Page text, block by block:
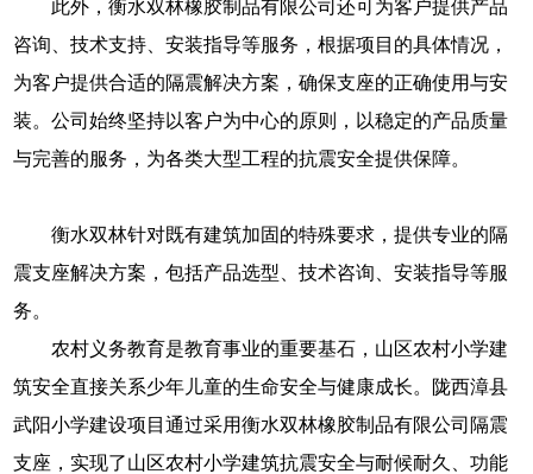
此外，衡水双林橡胶制品有限公司还可为客户提供产品
咨询、技术支持、安装指导等服务，根据项目的具体情况，
为客户提供合适的隔震解决方案，确保支座的正确使用与安
装。公司始终坚持以客户为中心的原则，以稳定的产品质量
与完善的服务，为各类大型工程的抗震安全提供保障。
衡水双林针对既有建筑加固的特殊要求，提供专业的隔
震支座解决方案，包括产品选型、技术咨询、安装指导等服
务。
农村义务教育是教育事业的重要基石，山区农村小学建
筑安全直接关系少年儿童的生命安全与健康成长。陇西漳县
武阳小学建设项目通过采用衡水双林橡胶制品有限公司隔震
支座，实现了山区农村小学建筑抗震安全与耐候耐久、功能